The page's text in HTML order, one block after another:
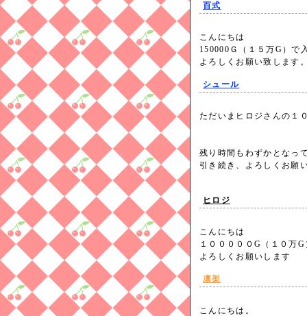
百式
こんにちは
150000Ｇ（１５万G）で
よろしくお願い致しま
シュール
ただいまヒロジさんの１
残り時間もわずかとなっ
引き続き、よろしくお願
ヒロジ
こんにちは
１０００００G（１０万
よろしくお願いします
凛架
こんにちは。